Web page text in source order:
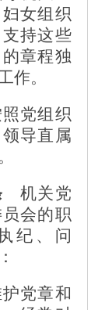
女组织
持这些
章程独
作。
党组织
导直属
机关党
会的职
纪、问
党章和